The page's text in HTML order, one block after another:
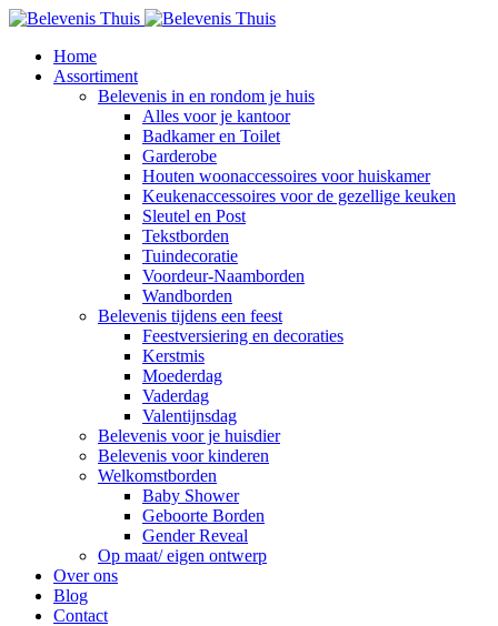
Home
Assortiment
Belevenis in en rondom je huis
Alles voor je kantoor
Badkamer en Toilet
Garderobe
Houten woonaccessoires voor huiskamer
Keukenaccessoires voor de gezellige keuken
Sleutel en Post
Tekstborden
Tuindecoratie
Voordeur-Naamborden
Wandborden
Belevenis tijdens een feest
Feestversiering en decoraties
Kerstmis
Moederdag
Vaderdag
Valentijnsdag
Belevenis voor je huisdier
Belevenis voor kinderen
Welkomstborden
Baby Shower
Geboorte Borden
Gender Reveal
Op maat/ eigen ontwerp
Over ons
Blog
Contact